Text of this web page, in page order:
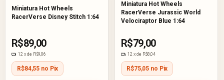
Miniatura Hot Wheels
RacerVerse Disney Stitch 1:64
R$89,00
12 x de R$9,06
R$84,55 no Pix
Miniatura Hot Wheels
RacerVerse Jurassic World
Velociraptor Blue 1:64
R$79,00
12 x de R$8,04
R$75,05 no Pix